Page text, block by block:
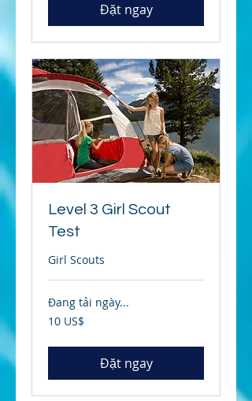
Đặt ngay
Level 3 Girl Scout
Test
Girl Scouts
Đang tải ngày...
10
đô
10 US$
Đặt ngay